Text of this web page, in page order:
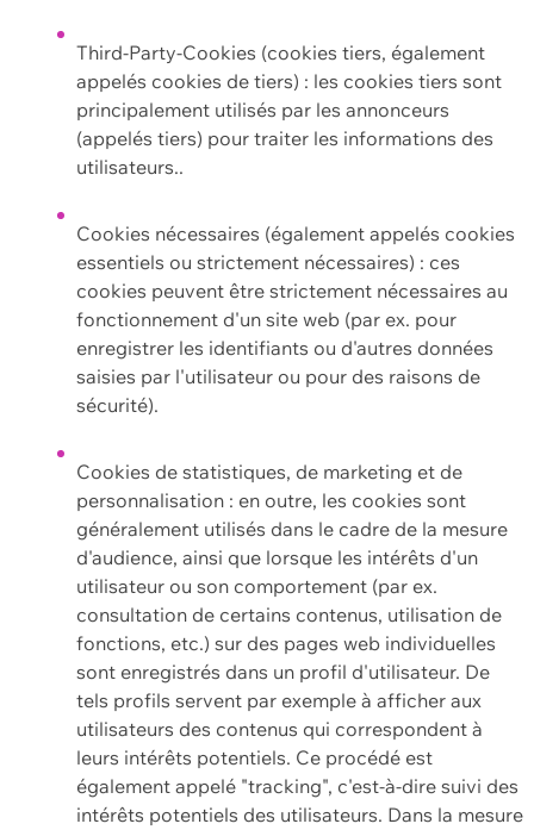
Third-Party-Cookies (cookies tiers, également
appelés cookies de tiers) : les cookies tiers sont
principalement utilisés par les annonceurs
(appelés tiers) pour traiter les informations des
utilisateurs..
Cookies nécessaires (également appelés cookies
essentiels ou strictement nécessaires) : ces
cookies peuvent être strictement nécessaires au
fonctionnement d'un site web (par ex. pour
enregistrer les identifiants ou d'autres données
saisies par l'utilisateur ou pour des raisons de
sécurité).
Cookies de statistiques, de marketing et de
personnalisation : en outre, les cookies sont
généralement utilisés dans le cadre de la mesure
d'audience, ainsi que lorsque les intérêts d'un
utilisateur ou son comportement (par ex.
consultation de certains contenus, utilisation de
fonctions, etc.) sur des pages web individuelles
sont enregistrés dans un profil d'utilisateur. De
tels profils servent par exemple à afficher aux
utilisateurs des contenus qui correspondent à
leurs intérêts potentiels. Ce procédé est
également appelé "tracking", c'est-à-dire suivi des
intérêts potentiels des utilisateurs. Dans la mesure